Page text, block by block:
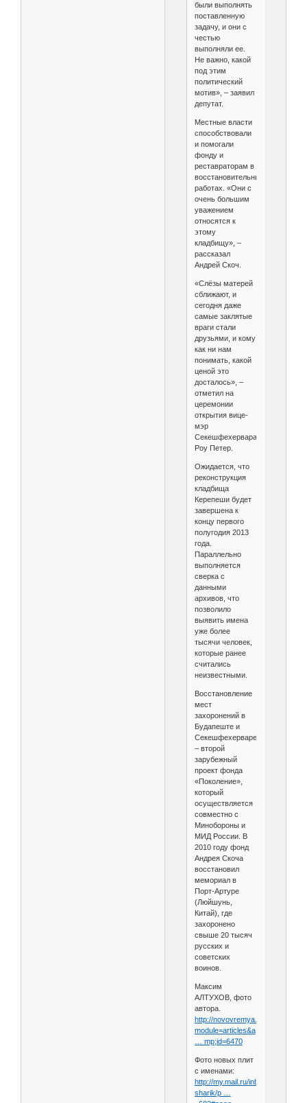
были выполнять
поставленную
задачу, и они с
честью
выполняли ее.
Не важно, какой
под этим
политический
мотив», – заявил
депутат.
Местные власти
способствовали
и помогали
фонду и
реставраторам в
восстановительных
работах. «Они с
очень большим
уважением
относятся к
этому
кладбищу», –
рассказал
Андрей Скоч.
«Слёзы матерей
сближают, и
сегодня даже
самые заклятые
враги стали
друзьями, и кому
как ни нам
понимать, какой
ценой это
досталось», –
отметил на
церемонии
открытия вице-
мэр
Секешфехервара
Роу Петер.
Ожидается, что
реконструкция
кладбища
Керепеши будет
завершена к
концу первого
полугодия 2013
года.
Параллельно
выполняется
сверка с
данными
архивов, что
позволило
выявить имена
уже более
тысячи человек,
которые ранее
считались
неизвестными.
Восстановление
мест
захоронений в
Будапеште и
Секешфехерваре
– второй
зарубежный
проект фонда
«Поколение»,
который
осуществляется
совместно с
Минобороны и
МИД России. В
2010 году фонд
Андрея Скоча
восстановил
мемориал в
Порт-Артуре
(Люйшунь,
Китай), где
захоронено
свыше 20 тысяч
русских и
советских
воинов.
Максим
АЛТУХОВ, фото
автора.
http://novovremya.ru/?
module=articles&a
… mp;id=6470
Фото новых плит
с именами:
http://my.mail.ru/inbox/sharik-
sharik/p …